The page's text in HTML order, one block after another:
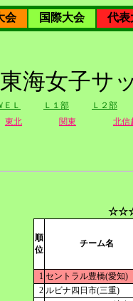
会 国際大会
代表
海女子サ
ＥＬ Ｌ１部
Ｌ２部
東北 関東 北信
順
位
チーム名
1 セントラル豊橋(愛知)
2 ルビナ四日市(三重)